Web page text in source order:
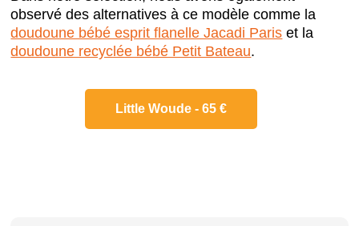
observé des alternatives à ce modèle comme la
doudoune bébé esprit flanelle Jacadi Paris et la
doudoune recyclée bébé Petit Bateau.
Little Woude - 65 €